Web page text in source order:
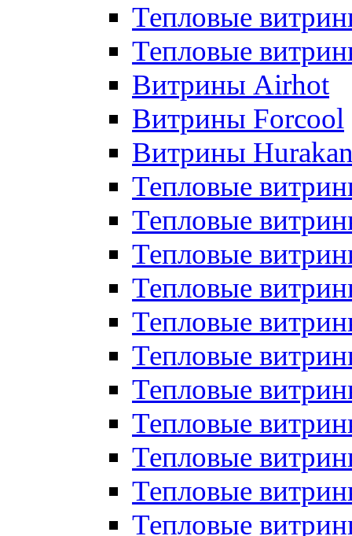
Тепловые
Тепловые
Витрины Airhot
Витрины Forcool
Витрины
Тепловые
Тепловые
Тепловые
Тепловые
Тепловые
Тепловые
Тепловые
Тепловые
Тепловые
Тепловые
Тепловые